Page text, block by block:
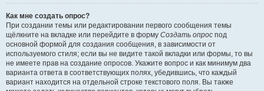
Как мне создать опрос?
При создании темы или редактировании первого сообщения темы
щёлкните на вкладке или перейдите в форму Создать опрос под
основной формой для создания сообщения, в зависимости от
используемого стиля; если вы не видите такой вкладки или формы, то вы
не имеете прав на создание опросов. Укажите вопрос и как минимум два
варианта ответа в соответствующих полях, убедившись, что каждый
вариант находится на отдельной строке текстового поля. Вы также